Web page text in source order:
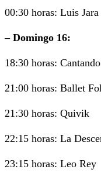
00:30 horas: Luis Jara
– Domingo 16:
18:30 horas:
21:00 horas: Ballet
21:30 horas: Quivik
22:15 horas: La
23:15 horas: Leo Rey